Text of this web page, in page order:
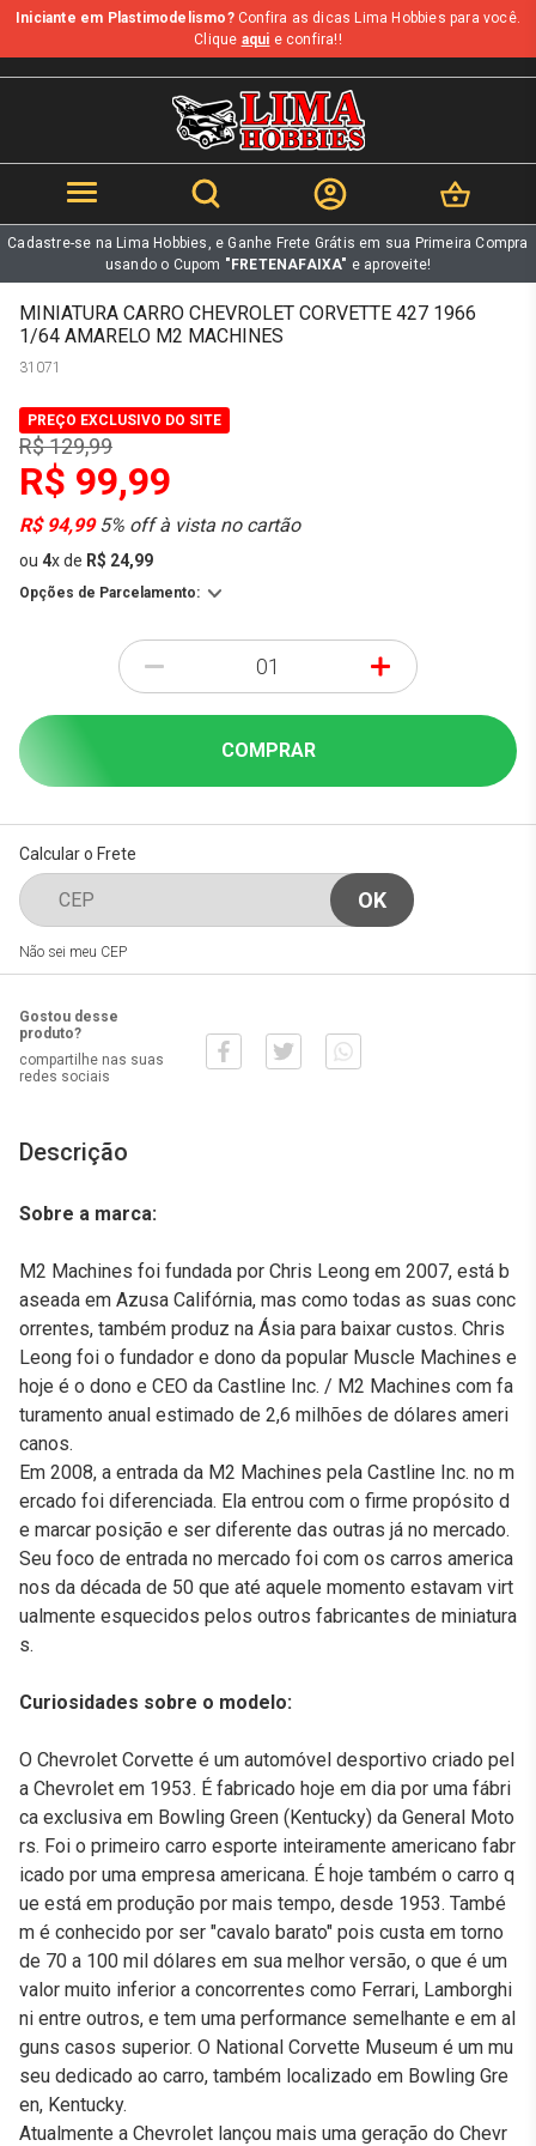
b
Iniciante em Plastimodelismo?Confira as dicas Lima Hobbies para você.
Clique aqui e confira!!
Cadastre-se na Lima Hobbies, e Ganhe Frete Grátis em sua Primeira Compra
usando o Cupom "FRETENAFAIXA" e aproveite!
MINIATURA CARRO CHEVROLET CORVETTE 427 1966
1/64 AMARELO M2 MACHINES
31071
PREÇO EXCLUSIVO DO SITE
R$ 129,99
R$ 99,99
R$ 94,995% off à vista no cartão
ou 4xde R$ 24,99
Opções de Parcelamento:
- +
COMPRAR
Calcular o Frete
Não sei meu CEP
Gostou desse
produto?
compartilhe nas suas
redes sociais
Descrição
Sobre a marca:
M2 Machines foi fundada por Chris Leong em 2007, está b
aseada em Azusa Califórnia, mas como todas as suas conc
orrentes, também produz na Ásia para baixar custos. Chris
Leong foi o fundador e dono da popular Muscle Machines e
hoje é o dono e CEO da Castline Inc. / M2 Machines com fa
turamento anual estimado de 2,6 milhões de dólares ameri
canos.
Em 2008, a entrada da M2 Machines pela Castline Inc. no m
ercado foi diferenciada. Ela entrou com o firme propósito d
e marcar posição e ser diferente das outras já no mercado.
Seu foco de entrada no mercado foi com os carros america
nos da década de 50 que até aquele momento estavam virt
ualmente esquecidos pelos outros fabricantes de miniatura
s.
Curiosidades sobre o modelo:
O Chevrolet Corvette é um automóvel desportivo criado pel
a Chevrolet em 1953. É fabricado hoje em dia por uma fábri
ca exclusiva em Bowling Green (Kentucky) da General Moto
rs. Foi o primeiro carro esporte inteiramente americano fabr
icado por uma empresa americana. É hoje também o carro q
ue está em produção por mais tempo, desde 1953. També
m é conhecido por ser "cavalo barato" pois custa em torno
de 70 a 100 mil dólares em sua melhor versão, o que é um
valor muito inferior a concorrentes como Ferrari, Lamborghi
ni entre outros, e tem uma performance semelhante e em al
guns casos superior. O National Corvette Museum é um mu
seu dedicado ao carro, também localizado em Bowling Gre
en, Kentucky.
Atualmente a Chevrolet lançou mais uma geração do Chevr